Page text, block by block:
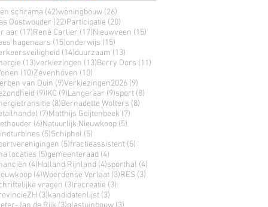
schrama (42)42 posts
woningbouw (26)
Oostwouder (22)22 posts
Participatie (20)
aar (17)17 posts
René Carlier (17)17 posts
Nieuwveen (15)
hagenaars (15)15 posts
onderwijs (15)
(14)14 posts
duurzaam (13)
(13)13 posts
verkiezingen (13)13 posts
Berry Dors (11)
(10)10 posts
Zevenhoven (10)
van Duin (9)9 posts
Verkiezingen2026 (9)
(9)9 posts
IKC (9)9 posts
Langeraar (9)9 posts
sport (8)
(8)8 posts
Bernadette Wolters (8)
(7)7 posts
Matthijs Geijtenbeek (7)
(6)6 posts
Natuurlijk Nieuwkoop (5)
(5)5 posts
Schiphol (5)
(5)5 posts
fractieassistent (5)
locaties (5)5 posts
gemeenteraad (4)
(4)4 posts
Holland Rijnland (4)4 posts
sporthal (4)
(4)4 posts
Woerdense Verlaat (3)3 posts
RES (3)
vragen (3)3 posts
recreatie (3)
(3)3 posts
kandidatenlijst (3)
3 posts